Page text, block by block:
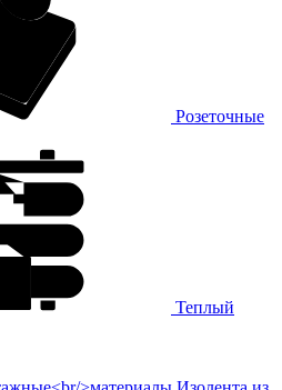
Розеточные
Теплый